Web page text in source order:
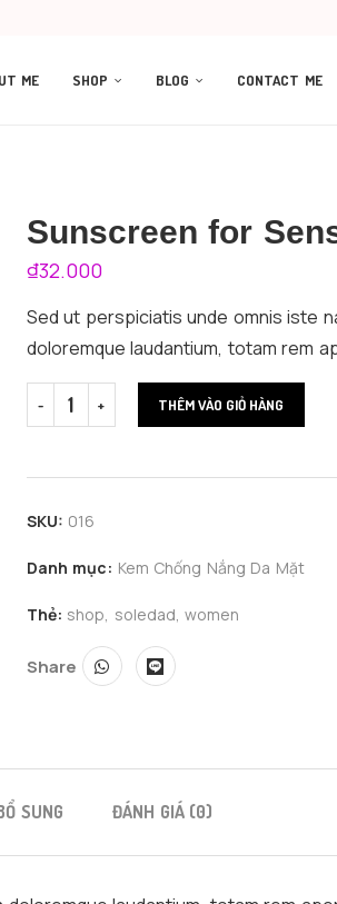
ME SHOP BLOG CONTACT ME
Sunscreen for
₫32.000
Sed ut perspiciatis unde omnis iste
doloremque laudantium, totam rem
THÊM VÀO GIỎ HÀNG
SKU: 016
Danh mục: Kem Chống Nắng Da Mặt
Thẻ: shop, soledad, women
Share
SUNG ĐÁNH GIÁ (0)